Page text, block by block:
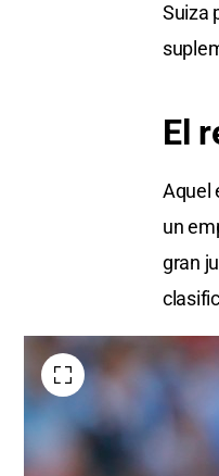
Suiza
El
Aquel
un
gran